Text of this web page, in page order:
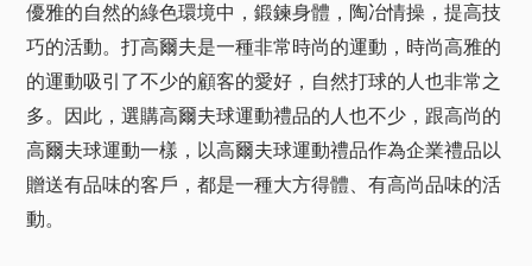
優雅的自然的綠色環境中，鍛鍊身體，陶冶情操，提高技
巧的活動。打高爾夫是一種非常時尚的運動，時尚高雅的
的運動吸引了不少的顧客的愛好，自然打球的人也非常之
多。因此，選購高爾夫球運動禮品的人也不少，跟高尚的
高爾夫球運動一樣，以高爾夫球運動禮品作為企業禮品以
贈送有品味的客戶，都是一種大方得體、有高尚品味的活
動。